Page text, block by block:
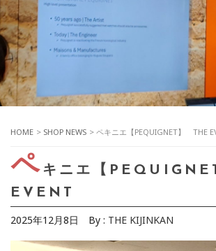
HOME > SHOP NEWS > ペキニエ【PEQUIGNET】 THE
ペ キニエ【
EVENT
2025年12月8日 By : THE KIJINKAN